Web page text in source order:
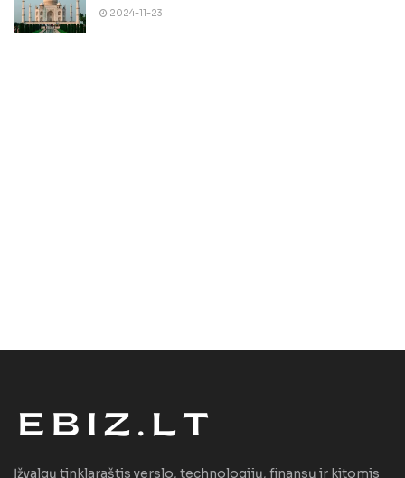
2024-11-23
Įžvalgų tinklaraštis verslo, technologijų, finansų ir kitomis